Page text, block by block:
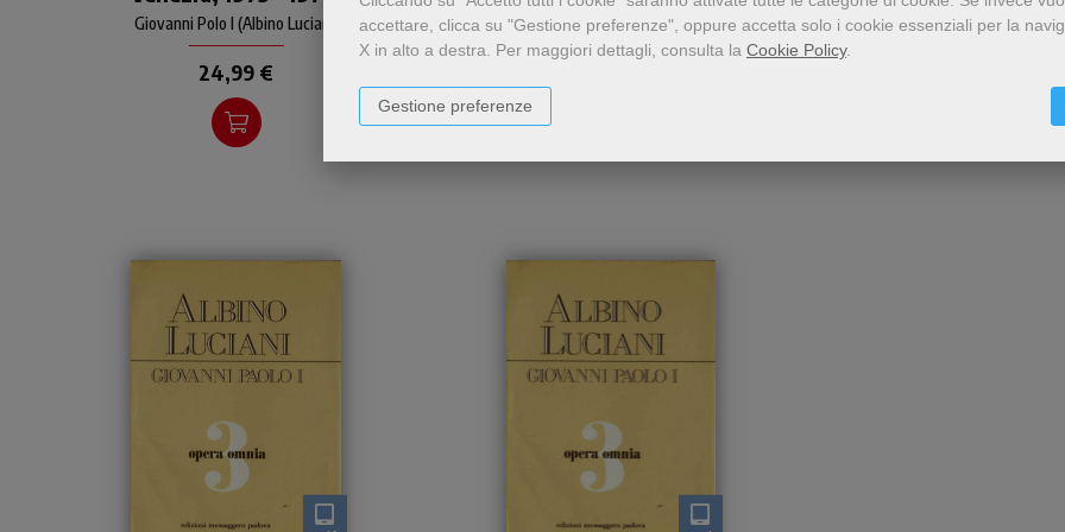
accettare, clicca su "Gestione preferenze", oppure accetta solo i cookie essenziali per la
X in alto a destra. Per maggiori dettagli, consulta la Cookie Policy.
Gestione preferenze
pastorali
Discorsi, scritti, articoli
Giovanni Polo I (Albino Luciani)
24,99 €
pastorali
Discorsi, scritti, articoli
Giovanni Polo I (Albino Luciani)
pastorali
Discorsi, scritti,
Giovanni Polo I (Albino